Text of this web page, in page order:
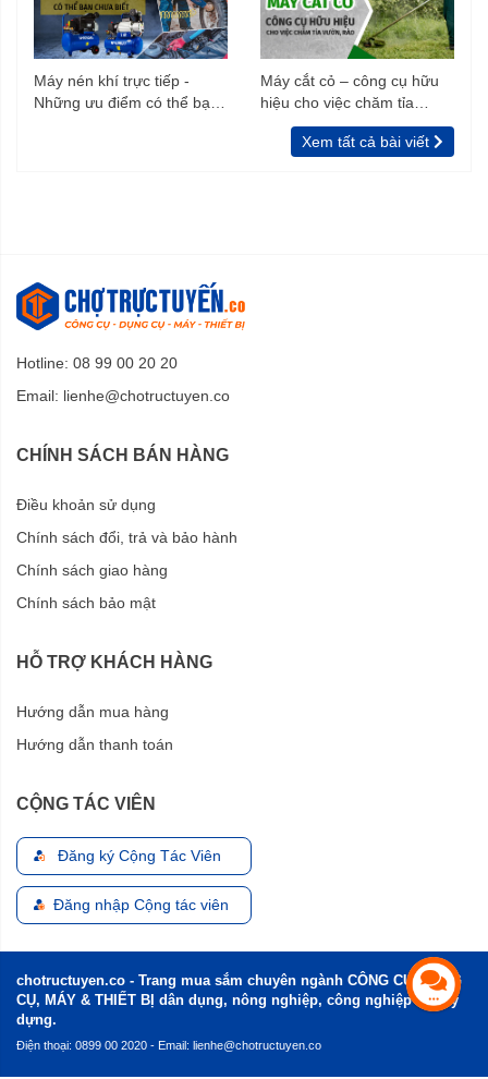
Máy nén khí trực tiếp -
Những ưu điểm có thể bạn
Máy cắt cỏ – công cụ hữu
hiệu cho việc chăm tỉa
vườn, rào
Xem tất cả bài viết
Hotline: 08 99 00 20 20
Email: lienhe@chotructuyen.co
CHÍNH SÁCH BÁN HÀNG
Điều khoản sử dụng
Chính sách đổi, trả và bảo hành
Chính sách giao hàng
Chính sách bảo mật
HỖ TRỢ KHÁCH HÀNG
Hướng dẫn mua hàng
Hướng dẫn thanh toán
CỘNG TÁC VIÊN
Đăng ký Cộng Tác Viên
Đăng nhập Cộng tác viên
chotructuyen.co - Trang mua sắm chuyên ngành CÔNG CỤ, DỤNG
CỤ, MÁY & THIẾT BỊ dân dụng, nông nghiệp, công nghiệp và xây
dựng.
Điện thoại: 0899 00 2020 - Email: lienhe@chotructuyen.co